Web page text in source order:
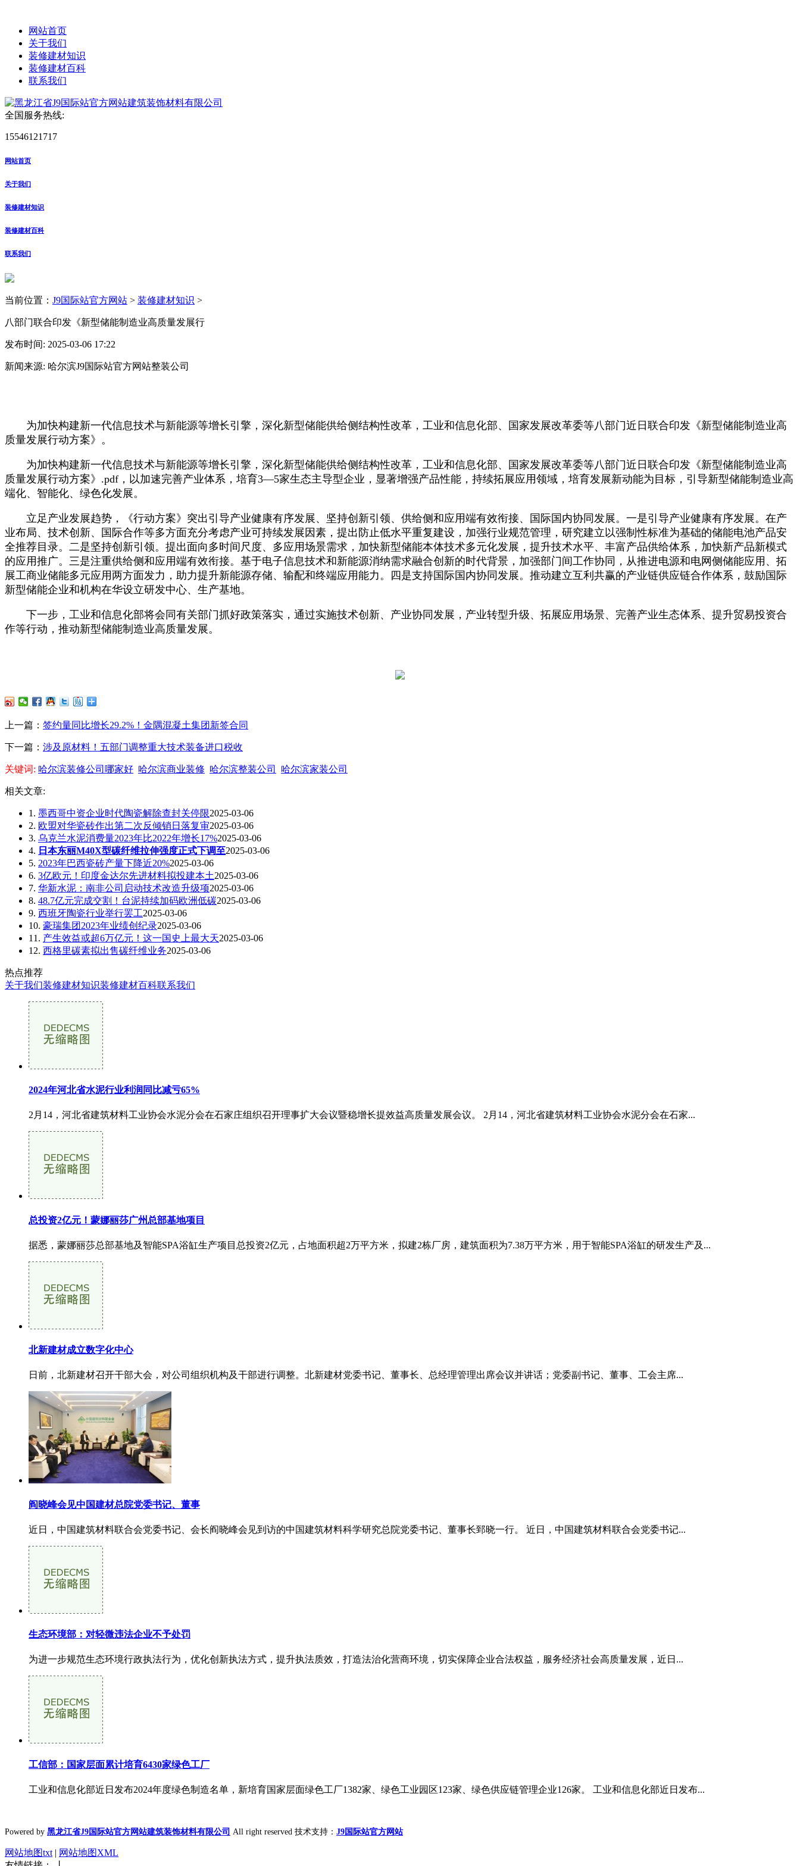
网站首页
关于我们
装修建材知识
装修建材百科
联系我们
全国服务热线:
15546121717
网站首页
关于我们
装修建材知识
装修建材百科
联系我们
当前位置： J9国际站官方网站 > 装修建材知识 >
八部门联合印发《新型储能制造业高质量发展行
发布时间: 2025-03-06 17:22
新闻来源: 哈尔滨J9国际站官方网站整装公司
为加快构建新一代信息技术与新能源等增长引擎，深化新型储能供给侧结构性改革，工业和信息化部、国家发展改革委等八部门近日联合印发《新型储能制造业高
质量发展行动方案》。
为加快构建新一代信息技术与新能源等增长引擎，深化新型储能供给侧结构性改革，工业和信息化部、国家发展改革委等八部门近日联合印发《新型储能制造业高
质量发展行动方案》.pdf，以加速完善产业体系，培育3—5家生态主导型企业，显著增强产品性能，持续拓展应用领域，培育发展新动能为目标，引导新型储能制造业高
端化、智能化、绿色化发展。
立足产业发展趋势，《行动方案》突出引导产业健康有序发展、坚持创新引领、供给侧和应用端有效衔接、国际国内协同发展。一是引导产业健康有序发展。在产
业布局、技术创新、国际合作等多方面充分考虑产业可持续发展因素，提出防止低水平重复建设，加强行业规范管理，研究建立以强制性标准为基础的储能电池产品安
全推荐目录。二是坚持创新引领。提出面向多时间尺度、多应用场景需求，加快新型储能本体技术多元化发展，提升技术水平、丰富产品供给体系，加快新产品新模式
的应用推广。三是注重供给侧和应用端有效衔接。基于电子信息技术和新能源消纳需求融合创新的时代背景，加强部门间工作协同，从推进电源和电网侧储能应用、拓
展工商业储能多元应用两方面发力，助力提升新能源存储、输配和终端应用能力。四是支持国际国内协同发展。推动建立互利共赢的产业链供应链合作体系，鼓励国际
新型储能企业和机构在华设立研发中心、生产基地。
下一步，工业和信息化部将会同有关部门抓好政策落实，通过实施技术创新、产业协同发展，产业转型升级、拓展应用场景、完善产业生态体系、提升贸易投资合
作等行动，推动新型储能制造业高质量发展。
上一篇： 签约量同比增长29.2%！金隅混凝土集团新签合同
下一篇： 涉及原材料！五部门调整重大技术装备进口税收
关键词: 哈尔滨装修公司哪家好 哈尔滨商业装修 哈尔滨整装公司 哈尔滨家装公司
相关文章:
1. 墨西哥中资企业时代陶瓷解除查封关停限2025-03-06
2. 欧盟对华瓷砖作出第二次反倾销日落复审2025-03-06
3. 乌克兰水泥消费量2023年比2022年增长17%2025-03-06
4. 日本东丽M40X型碳纤维拉伸强度正式下调至2025-03-06
5. 2023年巴西瓷砖产量下降近20%2025-03-06
6. 3亿欧元！印度金达尔先进材料拟投建本土2025-03-06
7. 华新水泥：南非公司启动技术改造升级项2025-03-06
8. 48.7亿元完成交割！台泥持续加码欧洲低碳2025-03-06
9. 西班牙陶瓷行业举行罢工2025-03-06
10. 豪瑞集团2023年业绩创纪录2025-03-06
11. 产生效益或超6万亿元！这一国史上最大天2025-03-06
12. 西格里碳素拟出售碳纤维业务2025-03-06
热点推荐
关于我们装修建材知识装修建材百科联系我们
2024年河北省水泥行业利润同比减亏65%
2月14，河北省建筑材料工业协会水泥分会在石家庄组织召开理事扩大会议暨稳增长提效益高质量发展会议。 2月14，河北省建筑材料工业协会水泥分会在石家...
总投资2亿元！蒙娜丽莎广州总部基地项目
据悉，蒙娜丽莎总部基地及智能SPA浴缸生产项目总投资2亿元，占地面积超2万平方米，拟建2栋厂房，建筑面积为7.38万平方米，用于智能SPA浴缸的研发生产及...
北新建材成立数字化中心
日前，北新建材召开干部大会，对公司组织机构及干部进行调整。北新建材党委书记、董事长、总经理管理出席会议并讲话；党委副书记、董事、工会主席...
阎晓峰会见中国建材总院党委书记、董事
近日，中国建筑材料联合会党委书记、会长阎晓峰会见到访的中国建筑材料科学研究总院党委书记、董事长郅晓一行。 近日，中国建筑材料联合会党委书记...
生态环境部：对轻微违法企业不予处罚
为进一步规范生态环境行政执法行为，优化创新执法方式，提升执法质效，打造法治化营商环境，切实保障企业合法权益，服务经济社会高质量发展，近日...
工信部：国家层面累计培育6430家绿色工厂
工业和信息化部近日发布2024年度绿色制造名单，新培育国家层面绿色工厂1382家、绿色工业园区123家、绿色供应链管理企业126家。 工业和信息化部近日发布...
Powered by 黑龙江省J9国际站官方网站建筑装饰材料有限公司 All right reserved 技术支持： J9国际站官方网站
网站地图txt | 网站地图XML